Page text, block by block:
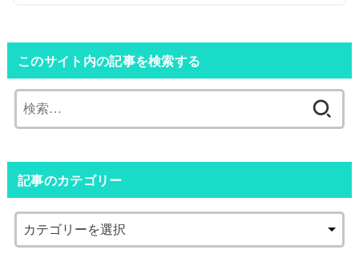
このサイト内の記事を検索する
索:
記事のカテゴリー